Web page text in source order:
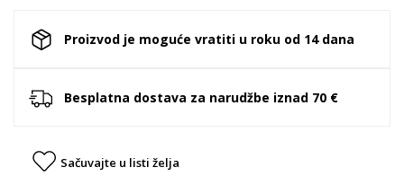
Proizvod je moguće vratiti u roku od 14 dana
Besplatna dostava za narudžbe iznad 70 €
Sačuvajte u listi želja